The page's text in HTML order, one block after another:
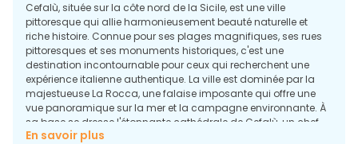
Cefalù, située sur la côte nord de la Sicile, est une ville
pittoresque qui allie harmonieusement beauté naturelle et
riche histoire. Connue pour ses plages magnifiques, ses rues
pittoresques et ses monuments historiques, c'est une
destination incontournable pour ceux qui recherchent une
expérience italienne authentique. La ville est dominée par la
majestueuse La Rocca, une falaise imposante qui offre une
vue panoramique sur la mer et la campagne environnante. À
sa base se dresse l'étonnante cathédrale de Cefalù, un chef-
d'œuvre normand aux mosaïques complexes et aux arches
En savoir plus